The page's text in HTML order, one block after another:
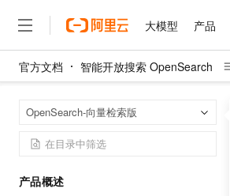
大模型 产品
官方文档 智能开放搜索 OpenSearch
OpenSearch-向量检索版
产品概述
大模型
产品
精选产品
解决方案
精选解决方案
权益
定价
云市场
伙伴
服务
了解阿里云